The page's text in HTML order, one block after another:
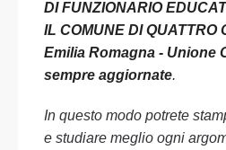
DI FUNZIONARIO
IL COMUNE DI QUATTRO
Emilia Romagna - Unione
sempre aggiornate.
In questo modo potrete
e studiare meglio ogni